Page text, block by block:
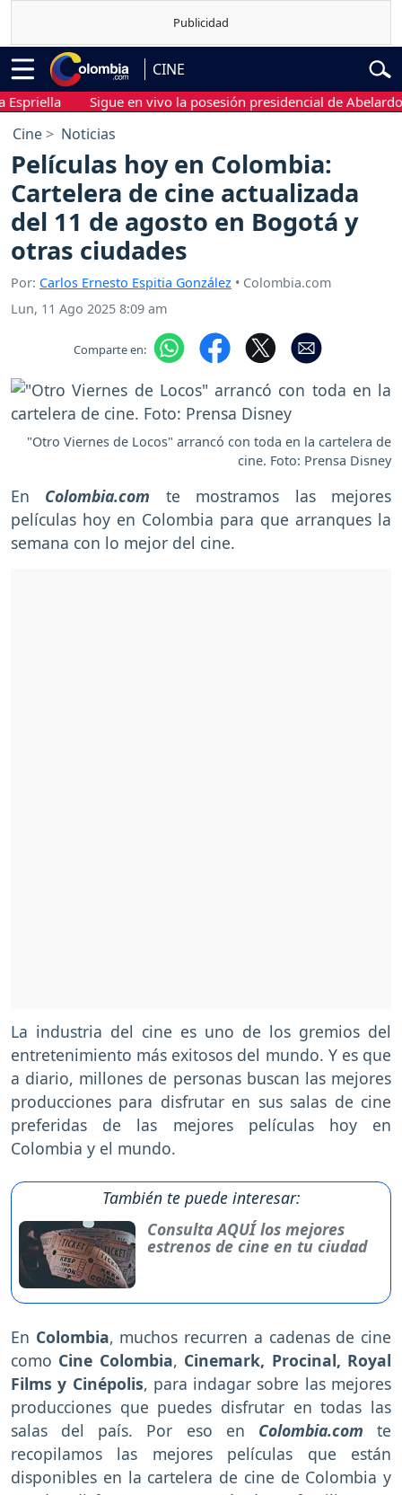
CINE
Sigue en vivo la posesión presidencial de Abelardo de la
Cine Noticias
Películas hoy en Colombia:
Cartelera de cine actualizada
del 11 de agosto en Bogotá y
otras ciudades
Por: Carlos Ernesto Espitia González • Colombia.com
Lun, 11 Ago 2025 8:09 am
Comparte en:
"Otro Viernes de Locos" arrancó con toda en la cartelera de
cine. Foto: Prensa Disney
En Colombia.com te mostramos las mejores
películas hoy en Colombia para que arranques la
semana con lo mejor del cine.
La industria del cine es uno de los gremios del
entretenimiento más exitosos del mundo. Y es que
a diario, millones de personas buscan las mejores
producciones para disfrutar en sus salas de cine
preferidas de las mejores películas hoy en
Colombia y el mundo.
También te puede interesar:
Consulta AQUÍ los mejores
estrenos de cine en tu ciudad
En Colombia, muchos recurren a cadenas de cine
como Cine Colombia, Cinemark, Procinal, Royal
Films y Cinépolis, para indagar sobre las mejores
producciones que puedes disfrutar en todas las
salas del país. Por eso en Colombia.comte
recopilamos las mejores películas que están
disponibles en la cartelera de cine de Colombia y